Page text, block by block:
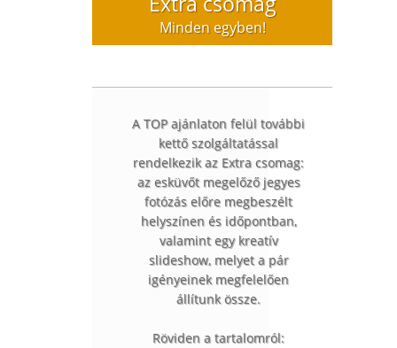
Minden egyben!
A TOP ajánlaton felül további
kettő szolgáltatással
rendelkezik az Extra csomag:
az esküvőt megelőző jegyes
fotózás előre megbeszélt
helyszínen és időpontban,
valamint egy kreatív
slideshow, melyet a pár
igényeinek megfelelően
állítunk össze.
Röviden a tartalomról: